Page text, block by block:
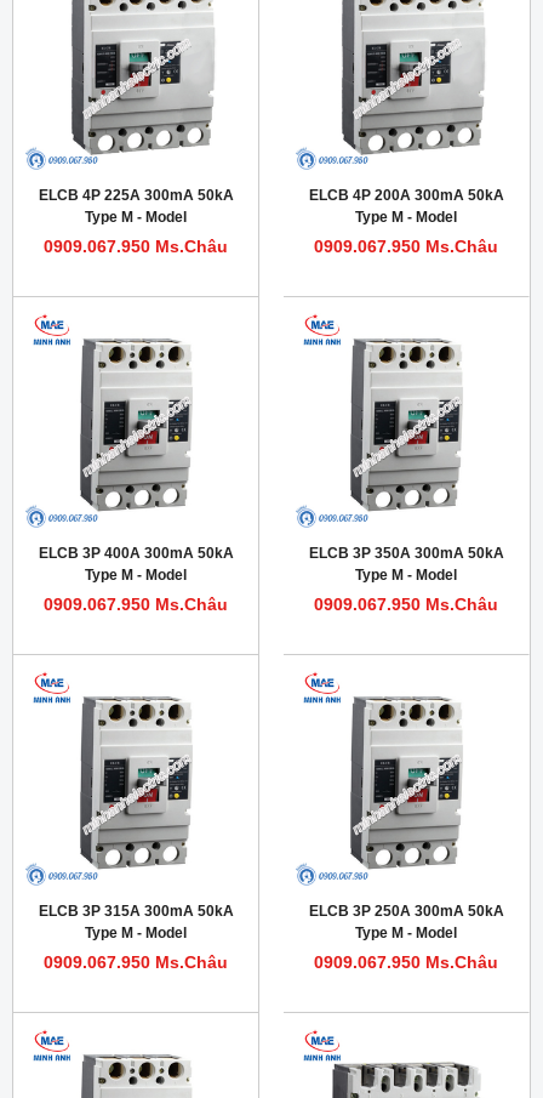
ELCB 4P 225A 300mA 50kA
Type M - Model
HDM1LE400M2254TA
0909.067.950 Ms.Châu
ELCB 4P 200A 300mA 50kA
Type M - Model
HDM1LE400M2004TA
0909.067.950 Ms.Châu
ELCB 3P 400A 300mA 50kA
Type M - Model
HDM1LE400M4003T
0909.067.950 Ms.Châu
ELCB 3P 350A 300mA 50kA
Type M - Model
HDM1LE400M3503T
0909.067.950 Ms.Châu
ELCB 3P 315A 300mA 50kA
Type M - Model
HDM1LE400M3153T
0909.067.950 Ms.Châu
ELCB 3P 250A 300mA 50kA
Type M - Model
HDM1LE400M2503T
0909.067.950 Ms.Châu